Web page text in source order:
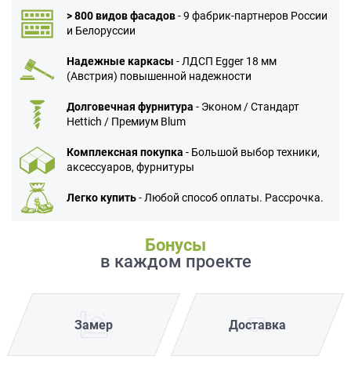
> 800 видов фасадов- 9 фабрик-партнеров России
и Белоруссии
Надежные каркасы - ЛДСП Egger 18 мм
(Австрия) повышенной надежности
Долговечная фурнитура - Эконом / Стандарт
Hettich / Премиум Blum
Комплексная покупка - Большой выбор техники,
аксессуаров, фурнитуры
Легко купить- Любой способ оплаты. Рассрочка.
Бонусы
в каждом проекте
Замер Доставка